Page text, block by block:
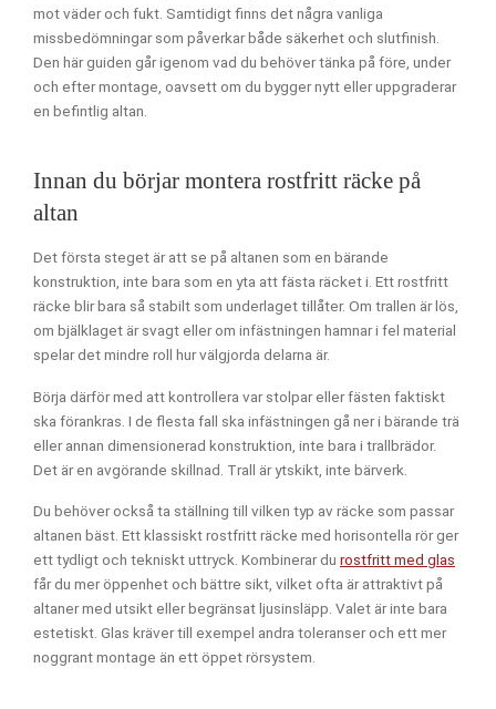
mot väder och fukt. Samtidigt finns det några vanliga
missbedömningar som påverkar både säkerhet och slutfinish.
Den här guiden går igenom vad du behöver tänka på före, under
och efter montage, oavsett om du bygger nytt eller uppgraderar
en befintlig altan.
Innan du börjar montera rostfritt räcke på
altan
Det första steget är att se på altanen som en bärande
konstruktion, inte bara som en yta att fästa räcket i. Ett rostfritt
räcke blir bara så stabilt som underlaget tillåter. Om trallen är lös,
om bjälklaget är svagt eller om infästningen hamnar i fel material
spelar det mindre roll hur välgjorda delarna är.
Börja därför med att kontrollera var stolpar eller fästen faktiskt
ska förankras. I de flesta fall ska infästningen gå ner i bärande trä
eller annan dimensionerad konstruktion, inte bara i trallbrädor.
Det är en avgörande skillnad. Trall är ytskikt, inte bärverk.
Du behöver också ta ställning till vilken typ av räcke som passar
altanen bäst. Ett klassiskt rostfritt räcke med horisontella rör ger
ett tydligt och tekniskt uttryck. Kombinerar du rostfritt med glas
får du mer öppenhet och bättre sikt, vilket ofta är attraktivt på
altaner med utsikt eller begränsat ljusinsläpp. Valet är inte bara
estetiskt. Glas kräver till exempel andra toleranser och ett mer
noggrant montage än ett öppet rörsystem.